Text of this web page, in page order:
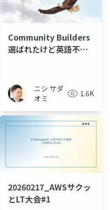
Community Builders
選ばれたけど英語不
ニシ サダ
オミ
1.6K
20260217_AWSサクッ
とLT大会#1